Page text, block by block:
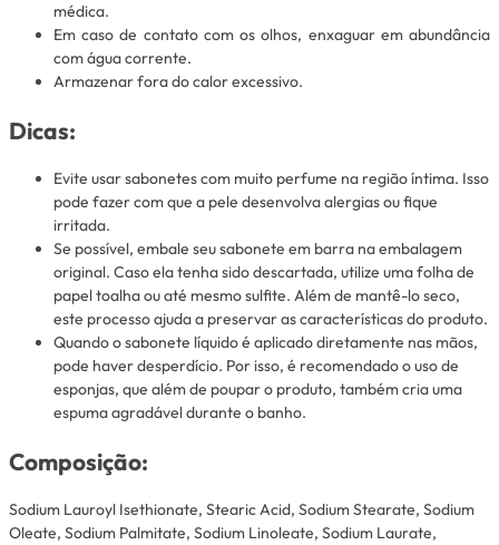
médica.
Em caso de contato com os olhos, enxaguar em abundância
com água corrente.
Armazenar fora do calor excessivo.
Dicas:
Evite usar sabonetes com muito perfume na região íntima. Isso
pode fazer com que a pele desenvolva alergias ou fique
irritada.
Se possível, embale seu sabonete em barra na embalagem
original. Caso ela tenha sido descartada, utilize uma folha de
papel toalha ou até mesmo sulfite. Além de mantê-lo seco,
este processo ajuda a preservar as características do produto.
Quando o sabonete líquido é aplicado diretamente nas mãos,
pode haver desperdício. Por isso, é recomendado o uso de
esponjas, que além de poupar o produto, também cria uma
espuma agradável durante o banho.
Composição:
Sodium Lauroyl Isethionate, Stearic Acid, Sodium Stearate, Sodium
Oleate, Sodium Palmitate, Sodium Linoleate, Sodium Laurate,